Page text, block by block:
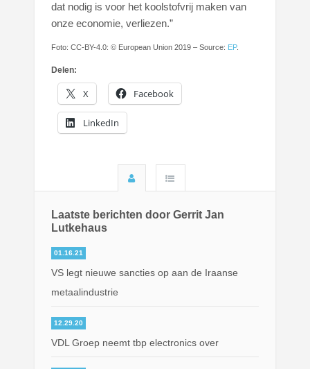
dat nodig is voor het koolstofvrij maken van
onze economie, verliezen.”
Foto: CC-BY-4.0: © European Union 2019 – Source: EP.
Delen:
X Facebook
LinkedIn
Laatste berichten door Gerrit Jan
Lutkehaus
01.16.21
VS legt nieuwe sancties op aan de Iraanse
metaalindustrie
12.29.20
VDL Groep neemt tbp electronics over